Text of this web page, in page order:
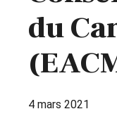
du
4 mars 2021